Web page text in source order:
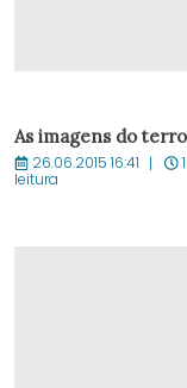
As imagens do
26.06.2015 16:41
leitura